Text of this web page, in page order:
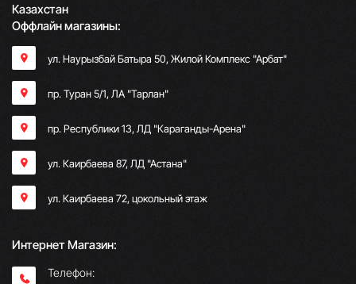
Казахстан
Оффлайн магазины:
ул. Наурызбай Батыра 50, Жилой Комплекс "Арбат"
пр. Туран 5/1, ЛА "Тарлан"
пр. Республики 13, ​ЛД "Караганды-Арена"
ул. Каирбаева 87, ЛД "Астана"
ул. Каирбаева 72, цокольный этаж
Интернет Магазин:
Телефон: